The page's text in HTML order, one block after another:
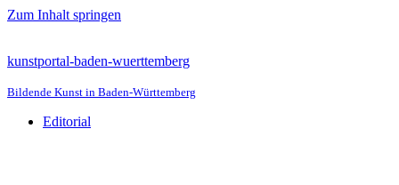
Zum Inhalt springen
kunstportal-baden-wuerttemberg
Bildende Kunst in Baden-Württemberg
Editorial